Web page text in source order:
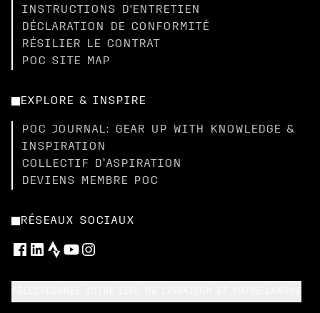
INSTRUCTIONS D'ENTRETIEN
DÉCLARATION DE CONFORMITÉ
RÉSILIER LE CONTRAT
POC SITE MAP
EXPLORE & INSPIRE
POC JOURNAL: GEAR UP WITH KNOWLEDGE &
INSPIRATION
COLLECTIF D’ASPIRATION
DEVIENS MEMBRE POC
RÉSEAUX SOCIAUX